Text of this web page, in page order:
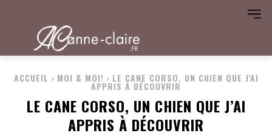
ACCUEIL MOI & MOI! LE CANE CORSO, UN CHIEN QUE J'AI
APPRIS À DÉCOUVRIR
LE CANE CORSO, UN CHIEN QUE J’AI
APPRIS À DÉCOUVRIR